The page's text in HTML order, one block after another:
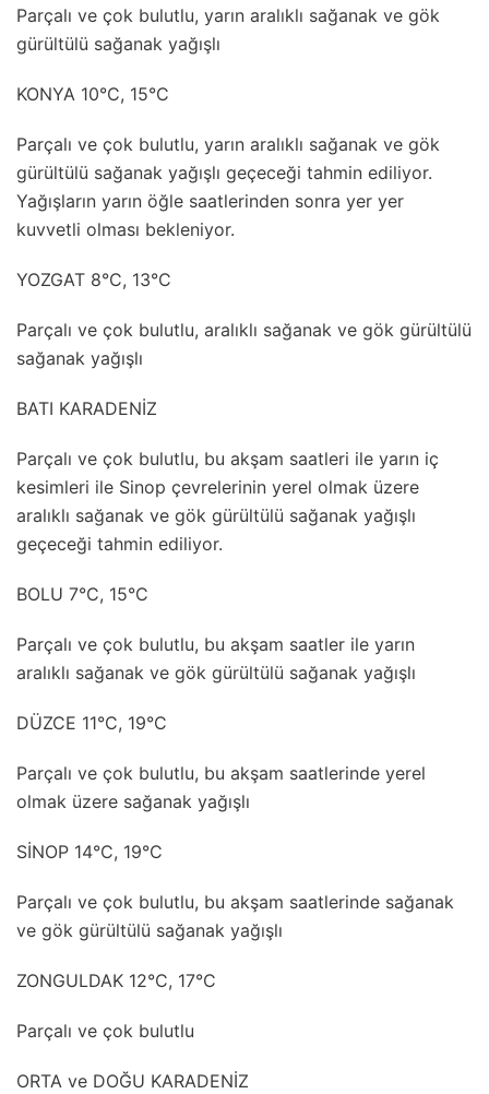
Parçalı ve çok bulutlu, yarın aralıklı sağanak ve gök
gürültülü sağanak yağışlı
KONYA 10°C, 15°C
Parçalı ve çok bulutlu, yarın aralıklı sağanak ve gök
gürültülü sağanak yağışlı geçeceği tahmin ediliyor.
Yağışların yarın öğle saatlerinden sonra yer yer
kuvvetli olması bekleniyor.
YOZGAT 8°C, 13°C
Parçalı ve çok bulutlu, aralıklı sağanak ve gök gürültülü
sağanak yağışlı
BATI KARADENİZ
Parçalı ve çok bulutlu, bu akşam saatleri ile yarın iç
kesimleri ile Sinop çevrelerinin yerel olmak üzere
aralıklı sağanak ve gök gürültülü sağanak yağışlı
geçeceği tahmin ediliyor.
BOLU 7°C, 15°C
Parçalı ve çok bulutlu, bu akşam saatler ile yarın
aralıklı sağanak ve gök gürültülü sağanak yağışlı
DÜZCE 11°C, 19°C
Parçalı ve çok bulutlu, bu akşam saatlerinde yerel
olmak üzere sağanak yağışlı
SİNOP 14°C, 19°C
Parçalı ve çok bulutlu, bu akşam saatlerinde sağanak
ve gök gürültülü sağanak yağışlı
ZONGULDAK 12°C, 17°C
Parçalı ve çok bulutlu
ORTA ve DOĞU KARADENİZ